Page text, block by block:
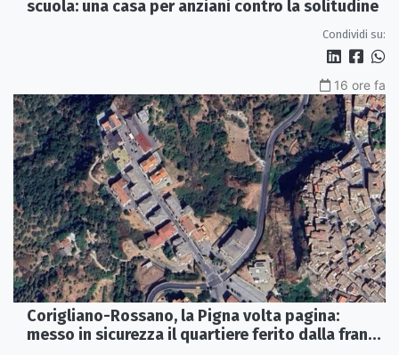
scuola: una casa per anziani contro la solitudine
Condividi su:
16 ore fa
Corigliano-Rossano, la Pigna volta pagina:
messo in sicurezza il quartiere ferito dalla frana